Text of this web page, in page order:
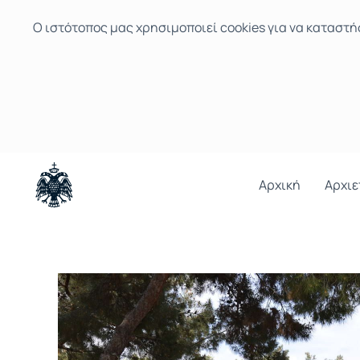
Ο ιστότοπoς μας χρησιμοποιεί cookies για να
Αρχική